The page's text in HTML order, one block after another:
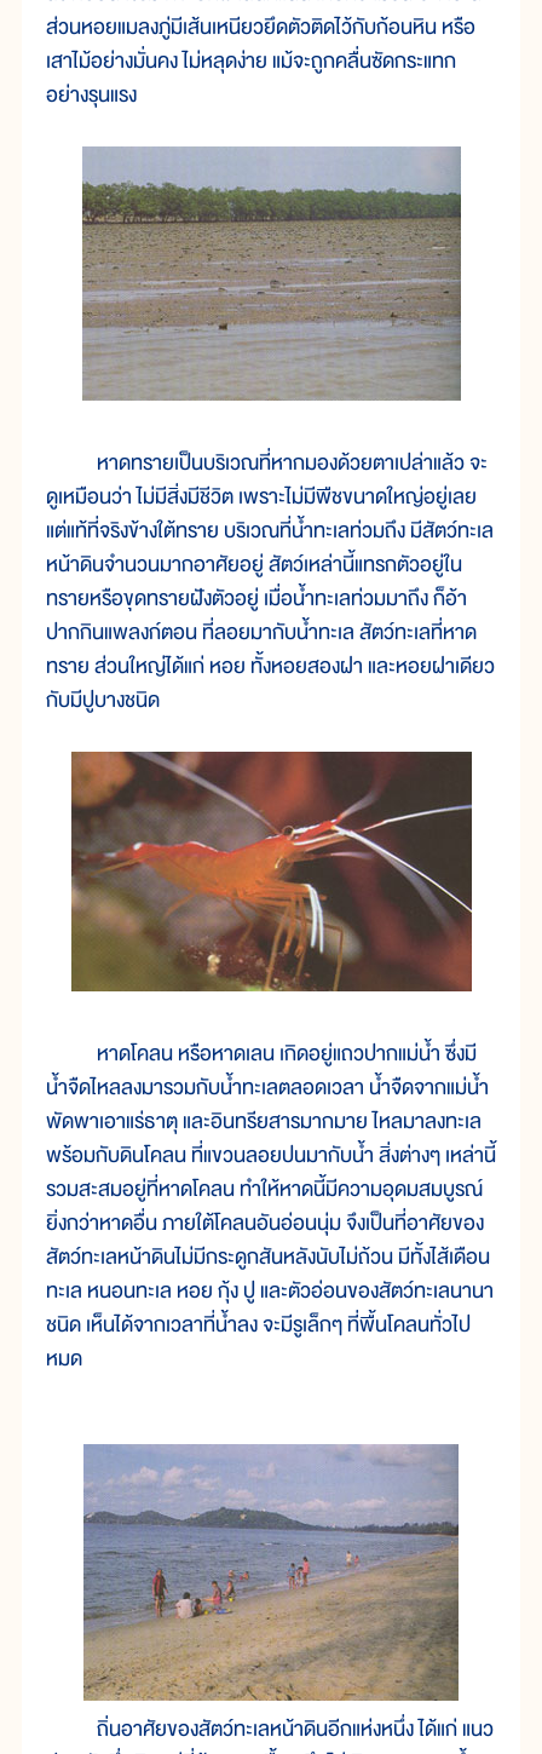
ส่วนหอยแมลงภู่มีเส้นเหนียวยึดตัวติดไว้กับก้อนหิน หรือ
เสาไม้อย่างมั่นคง ไม่หลุดง่าย แม้จะถูกคลื่นซัดกระแทก
อย่างรุนแรง
หาดทรายเป็นบริเวณที่หากมองด้วยตาเปล่าแล้ว จะ
ดูเหมือนว่า ไม่มีสิ่งมีชีวิต เพราะไม่มีพืชขนาดใหญ่อยู่เลย
แต่แท้ที่จริงข้างใต้ทราย บริเวณที่น้ำทะเลท่วมถึง มีสัตว์ทะเล
หน้าดินจำนวนมากอาศัยอยู่ สัตว์เหล่านี้แทรกตัวอยู่ใน
ทรายหรือขุดทรายฝังตัวอยู่ เมื่อน้ำทะเลท่วมมาถึง ก็อ้า
ปากกินแพลงก์ตอน ที่ลอยมากับน้ำทะเล สัตว์ทะเลที่หาด
ทราย ส่วนใหญ่ได้แก่ หอย ทั้งหอยสองฝา และหอยฝาเดียว
กับมีปูบางชนิด
หาดโคลน หรือหาดเลน เกิดอยู่แถวปากแม่น้ำ ซึ่งมี
น้ำจืดไหลลงมารวมกับน้ำทะเลตลอดเวลา น้ำจืดจากแม่น้ำ
พัดพาเอาแร่ธาตุ และอินทรียสารมากมาย ไหลมาลงทะเล
พร้อมกับดินโคลน ที่แขวนลอยปนมากับน้ำ สิ่งต่างๆ เหล่านี้
รวมสะสมอยู่ที่หาดโคลน ทำให้หาดนี้มีความอุดมสมบูรณ์
ยิ่งกว่าหาดอื่น ภายใต้โคลนอันอ่อนนุ่ม จึงเป็นที่อาศัยของ
สัตว์ทะเลหน้าดินไม่มีกระดูกสันหลังนับไม่ถ้วน มีทั้งไส้เดือน
ทะเล หนอนทะเล หอย กุ้ง ปู และตัวอ่อนของสัตว์ทะเลนานา
ชนิด เห็นได้จากเวลาที่น้ำลง จะมีรูเล็กๆ ที่พื้นโคลนทั่วไป
หมด
ถิ่นอาศัยของสัตว์ทะเลหน้าดินอีกแห่งหนึ่ง ได้แก่ แนว